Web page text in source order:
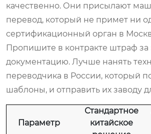
качественно. Они присылают
перевод, который не примет ни
сертификационный орган в
Пропишите в контракте штраф
документацию. Лучше нанять
переводчика в России, который
шаблоны, и отправить их заводу
Параметр
Стандартное
китайское